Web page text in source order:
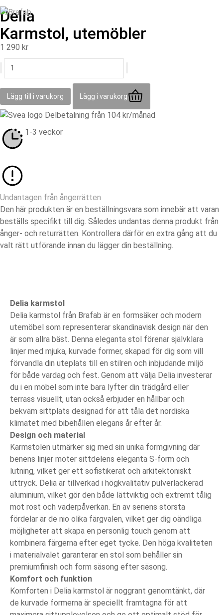
Delia
Karmstol, utemöbler
1 290 kr
Lägg till i varukorg Lägg i varukorg
Delbetalning från 104 kr/månad
1-3 veckor
Undantagen från ångerrätten
Den här produkten är en beställningsvara som innebär att varan
beställs specifikt till dig. Således undantas denna produkt från
ånger- och returrätten. Kontrollera därför en extra gång att du
valt rätt utförande innan du lägger din beställning.
Delia karmstol
Delia karmstol från Brafab är en formsäker och modern
utemöbel som representerar skandinavisk design när den
är som allra bäst. Denna eleganta stol förenar självklara
linjer med mjuka, kurvade former, skapad för dig som vill
förvandla din uteplats till en stilren och inbjudande miljö
för både vardag och fest. Genom att välja Delia investerar
du i en möbel som inte bara lyfter din trädgård eller
terrass visuellt, utan också erbjuder en hållbar och
bekväm sittplats designad för att tåla det nordiska
klimatet med bibehållen elegans år efter år.
Design och material
Karmstolen utmärker sig med sin unika formgivning där
benens linjer möter sittdelens eleganta S-form och
lutning, vilket ger ett sofistikerat och arkitektoniskt
uttryck. Delia är tillverkad i högkvalitativ pulverlackerad
aluminium, vilket gör den både lättviktig och extremt tålig
mot rost och väderpåverkan. En av seriens största
fördelar är de nio olika färgvalen, vilket ger dig oändliga
möjligheter att skapa en personlig touch genom att
kombinera färgerna efter eget tycke. Den höga kvaliteten
i materialvalet garanterar en stol som behåller sin
premiumfinish och form säsong efter säsong.
Komfort och funktion
Komforten i Delia karmstol är noggrant genomtänkt, där
de kurvade formerna är speciellt framtagna för att